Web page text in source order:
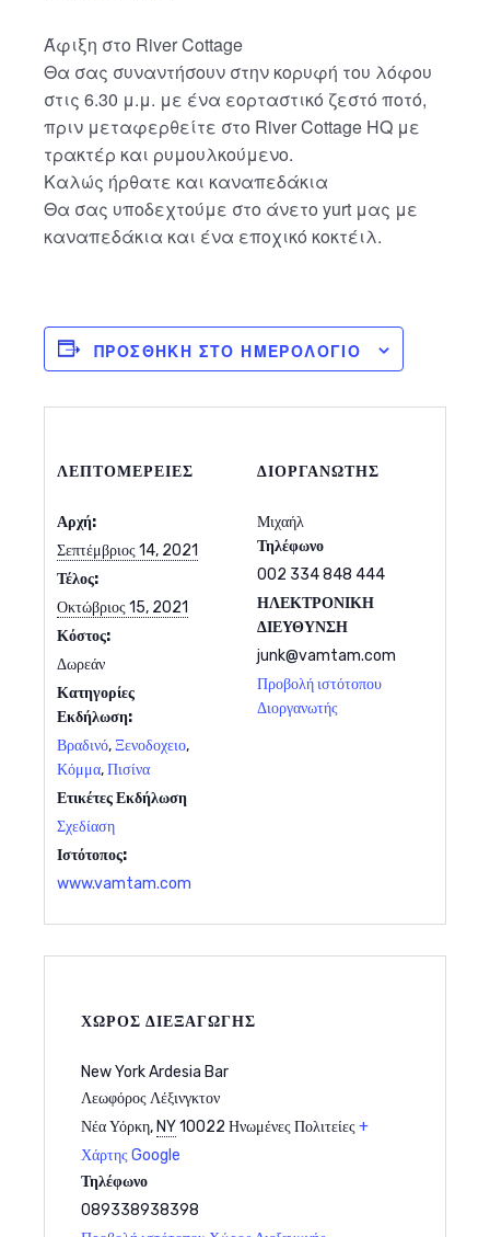
Άφιξη στο River Cottage
Θα σας συναντήσουν στην κορυφή του λόφου
στις 6.30 μ.μ. με ένα εορταστικό ζεστό ποτό,
πριν μεταφερθείτε στο River Cottage HQ με
τρακτέρ και ρυμουλκούμενο.
Καλώς ήρθατε και καναπεδάκια
Θα σας υποδεχτούμε στο άνετο yurt μας με
καναπεδάκια και ένα εποχικό κοκτέιλ.
ΠΡΟΣΘΉΚΗ ΣΤΟ ΗΜΕΡΟΛΌΓΙΟ
ΛΕΠΤΟΜΈΡΕΙΕΣ
Αρχή:
Σεπτέμβριος 14, 2021
Τέλος:
Οκτώβριος 15, 2021
Κόστος:
Δωρεάν
Κατηγορίες
Εκδήλωση:
Βραδινό,Ξενοδοχειο,
Κόμμα,Πισίνα
Ετικέτες Εκδήλωση
Σχεδίαση
Ιστότοπος:
www.vamtam.com
ΔΙΟΡΓΑΝΩΤΉΣ
Μιχαήλ
Τηλέφωνο
002 334 848 444
ΗΛΕΚΤΡΟΝΙΚΗ
ΔΙΕΥΘΥΝΣΗ
junk@vamtam.com
Προβολή ιστότοπου
Διοργανωτής
ΧΏΡΟΣ ΔΙΕΞΑΓΩΓΉΣ
New York Ardesia Bar
Λεωφόρος Λέξινγκτον
Νέα Υόρκη, NY10022 Ηνωμένες Πολιτείες +
Χάρτης Google
Τηλέφωνο
089338938398